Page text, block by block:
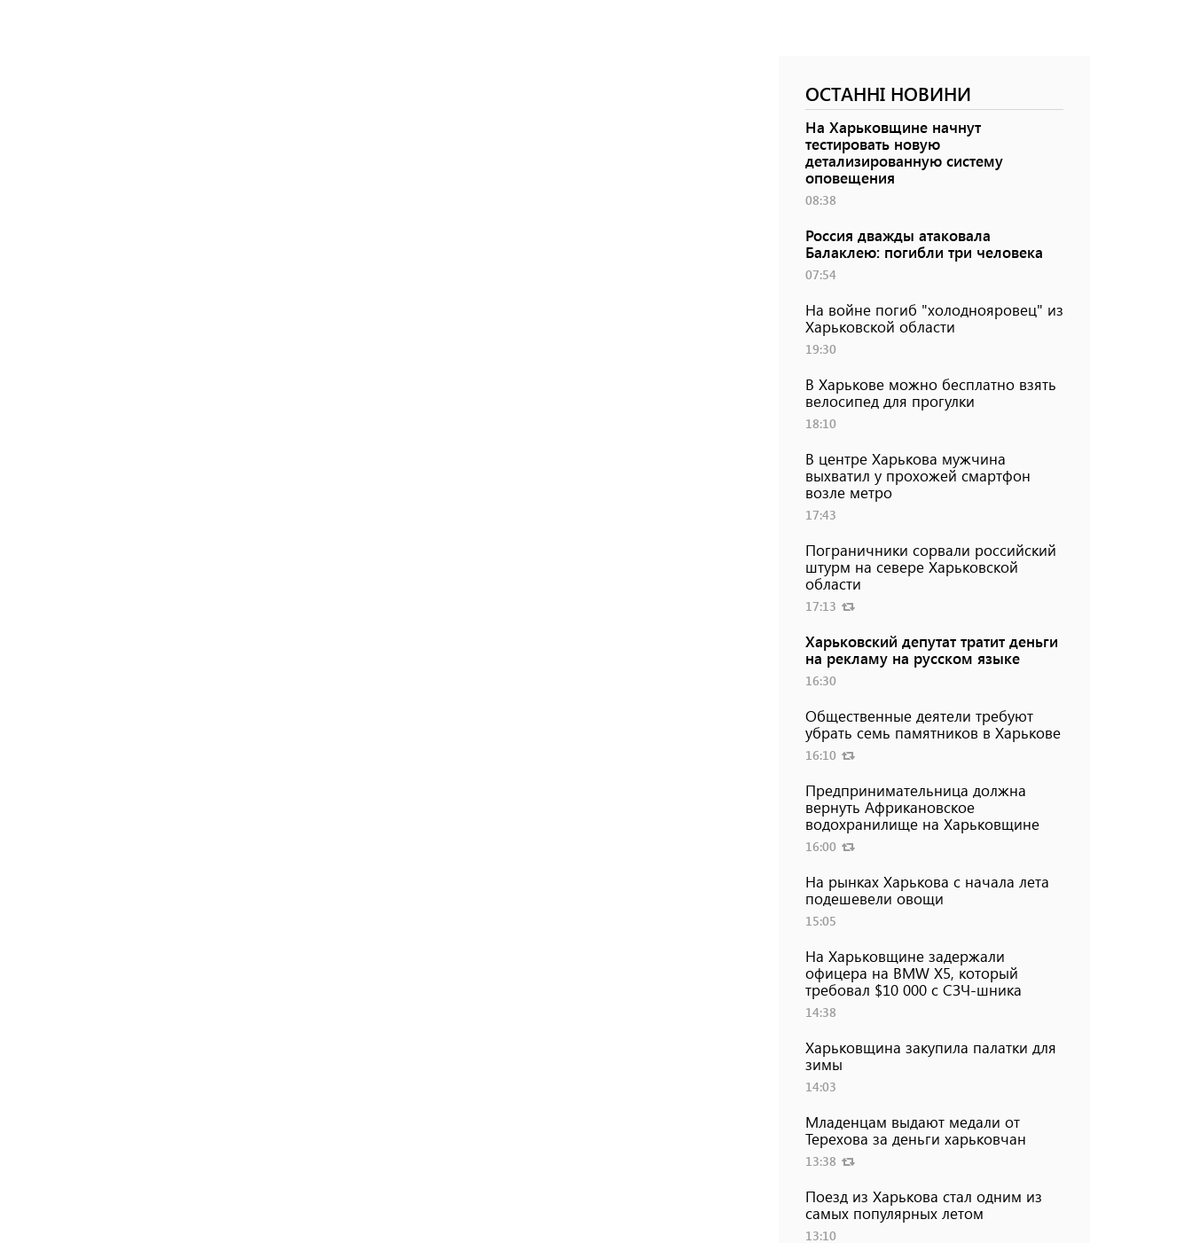
ОСТАННІ НОВИНИ
На Харьковщине начнут
тестировать новую
детализированную систему
оповещения
08:38
Россия дважды атаковала
Балаклею: погибли три человека
07:54
На войне погиб "холоднояровец" из
Харьковской области
19:30
В Харькове можно бесплатно взять
велосипед для прогулки
18:10
В центре Харькова мужчина
выхватил у прохожей смартфон
возле метро
17:43
Пограничники сорвали российский
штурм на севере Харьковской
области
17:13
Харьковский депутат тратит деньги
на рекламу на русском языке
16:30
Общественные деятели требуют
убрать семь памятников в Харькове
16:10
Предпринимательница должна
вернуть Африкановское
водохранилище на Харьковщине
16:00
На рынках Харькова с начала лета
подешевели овощи
15:05
На Харьковщине задержали
офицера на BMW Х5, который
требовал $10 000 с СЗЧ-шника
14:38
Харьковщина закупила палатки для
зимы
14:03
Младенцам выдают медали от
Терехова за деньги харьковчан
13:38
Поезд из Харькова стал одним из
самых популярных летом
13:10